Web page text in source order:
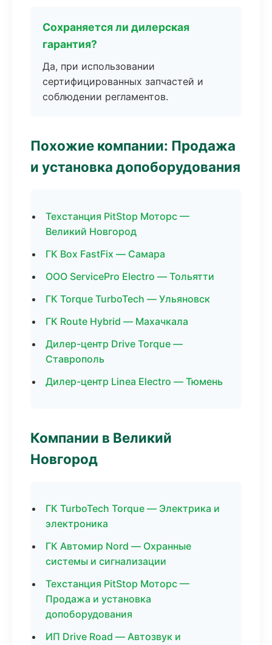
Сохраняется ли дилерская
гарантия?
Да, при использовании
сертифицированных запчастей и
соблюдении регламентов.
Похожие компании: Продажа
и установка допоборудования
Техстанция PitStop Моторс —
Великий Новгород
ГК Box FastFix — Самара
ООО ServicePro Electro — Тольятти
ГК Torque TurboTech — Ульяновск
ГК Route Hybrid — Махачкала
Дилер-центр Drive Torque —
Ставрополь
Дилер-центр Linea Electro — Тюмень
Компании в Великий
Новгород
ГК TurboTech Torque — Электрика и
электроника
ГК Автомир Nord — Охранные
системы и сигнализации
Техстанция PitStop Моторс —
Продажа и установка
допоборудования
ИП Drive Road — Автозвук и